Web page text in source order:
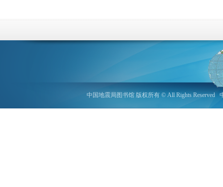
中国地震局图书馆 版权所有 © All Rights Reserved